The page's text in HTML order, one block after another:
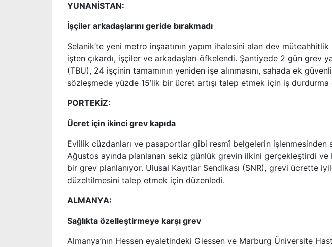
YUNANİSTAN:
İşçiler arkadaşlarını geride bırakmadı
Selanik’te yeni metro inşaatının yapım ihalesini alan dev
işten çıkardı, işçiler ve arkadaşları öfkelendi. Şantiyede 2 gün grev
(TBU), 24 işçinin tamamının yeniden işe alınmasını, sahada ek
sözleşmede yüzde 15’lik bir ücret artışı talep etmek için iş durdurma
PORTEKİZ:
Ücret için ikinci grev kapıda
Evlilik cüzdanları ve pasaportlar gibi resmî belgelerin işlenmesinden
Ağustos ayında planlanan sekiz günlük grevin ilkini gerçekleştirdi
bir grev planlanıyor. Ulusal Kayıtlar Sendikası (SNR), grevi ücrette
düzeltilmesini talep etmek için düzenledi.
ALMANYA:
Sağlıkta özelleştirmeye karşı grev
Almanya’nın Hessen eyaletindeki Giessen ve Marburg Üniversite